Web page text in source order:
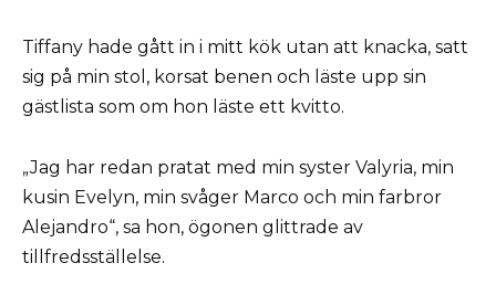
Tiffany hade gått in i mitt kök utan att knacka, satt
sig på min stol, korsat benen och läste upp sin
gästlista som om hon läste ett kvitto.
„Jag har redan pratat med min syster Valyria, min
kusin Evelyn, min svåger Marco och min farbror
Alejandro“, sa hon, ögonen glittrade av
tillfredsställelse.